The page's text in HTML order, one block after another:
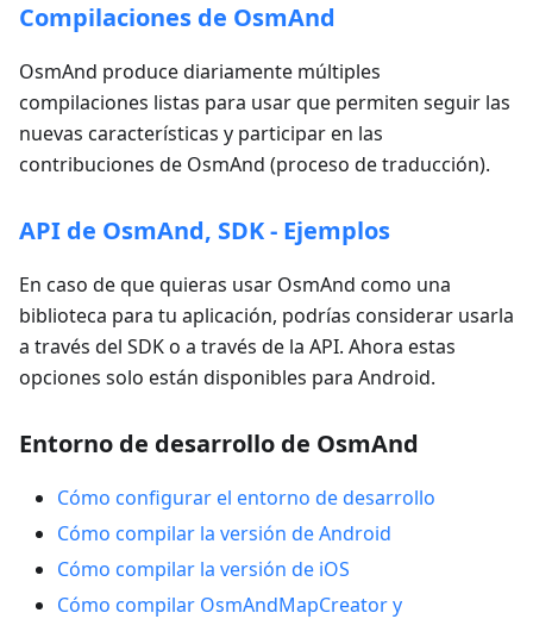
Compilaciones de OsmAnd
OsmAnd produce diariamente múltiples
compilaciones listas para usar que permiten seguir las
nuevas características y participar en las
contribuciones de OsmAnd (proceso de traducción).
API de OsmAnd, SDK - Ejemplos
En caso de que quieras usar OsmAnd como una
biblioteca para tu aplicación, podrías considerar usarla
a través del SDK o a través de la API. Ahora estas
opciones solo están disponibles para Android.
Entorno de desarrollo de OsmAnd
Cómo configurar el entorno de desarrollo
Cómo compilar la versión de Android
Cómo compilar la versión de iOS
Cómo compilar OsmAndMapCreator y